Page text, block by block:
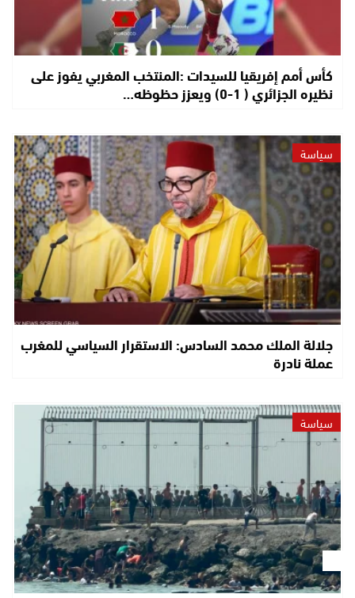
كأس أمم إفريقيا للسيدات :المنتخب المغربي يفوز على
نظيره الجزائري ( 1-0) ويعزز حظوظه…
سياسة
جلالة الملك محمد السادس: الاستقرار السياسي للمغرب
عملة نادرة
سياسة